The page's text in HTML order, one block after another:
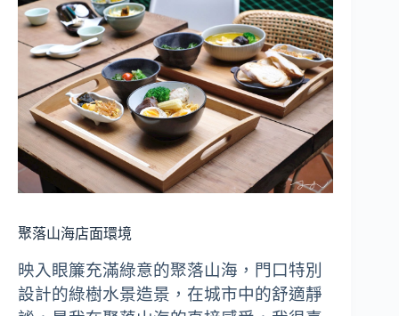
聚落山海店面環境
映入眼簾充滿綠意的聚落山海，門口特別
設計的綠樹水景造景，在城市中的舒適靜